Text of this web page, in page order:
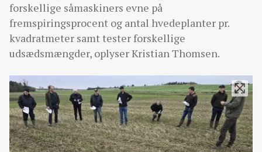
forskellige såmaskiners evne på
fremspiringsprocent og antal hvedeplanter pr.
kvadratmeter samt tester forskellige
udsædsmængder, oplyser Kristian Thomsen.